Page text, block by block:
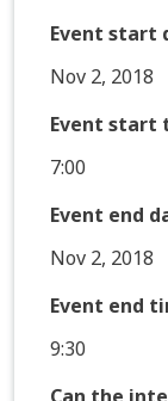
Event start
Nov 2, 2018
Event start
7:00
Event end
Nov 2, 2018
Event end
9:30